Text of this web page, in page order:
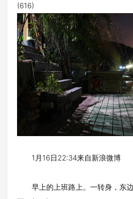
(616)
1月16日22:34来自新浪微博
早上的上班路上。一转身，东